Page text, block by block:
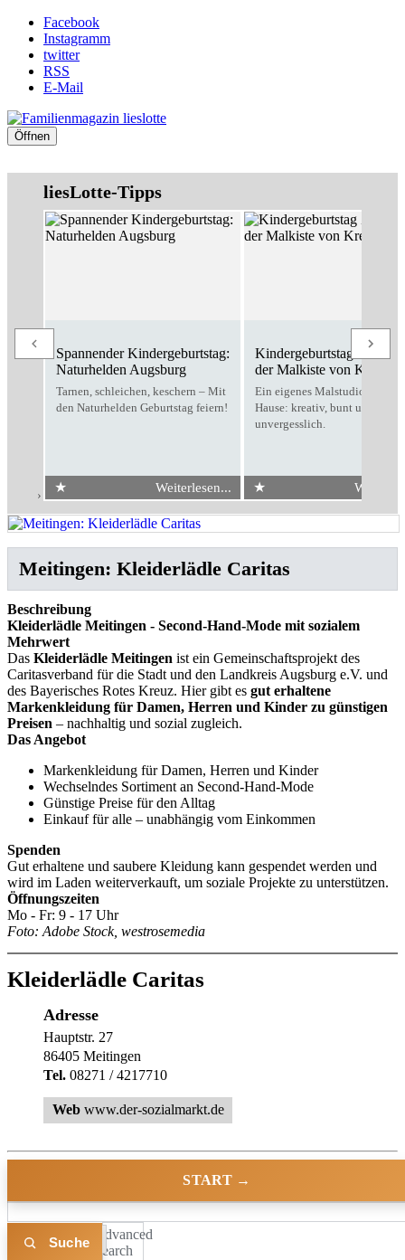
Facebook
Instagramm
twitter
RSS
E-Mail
Öffnen
liesLotte-Tipps
Spannender Kindergeburtstag:
Naturhelden Augsburg
Tarnen, schleichen, keschern – Mit
den Naturhelden Geburtstag feiern!
★ Weiterlesen...
Kindergeburtstag
der Malkiste von Kreativo
Ein eigenes Malstudio für zu
Hause: kreativ, bunt und
unvergesslich.
★
› Kleiderlädle Caritas
Meitingen: Kleiderlädle Caritas
Beschreibung
Kleiderlädle Meitingen - Second-Hand-Mode mit sozialem
Mehrwert
Das Kleiderlädle Meitingen ist ein Gemeinschaftsprojekt des
Caritasverband für die Stadt und den Landkreis Augsburg e.V. und
des Bayerisches Rotes Kreuz. Hier gibt es gut erhaltene
Markenkleidung für Damen, Herren und Kinder zu günstigen
Preisen – nachhaltig und sozial zugleich.
Das Angebot
Markenkleidung für Damen, Herren und Kinder
Wechselndes Sortiment an Second-Hand-Mode
Günstige Preise für den Alltag
Einkauf für alle – unabhängig vom Einkommen
Spenden
Gut erhaltene und saubere Kleidung kann gespendet werden und
wird im Laden weiterverkauft, um soziale Projekte zu unterstützen.
Öffnungszeiten
Mo - Fr: 9 - 17 Uhr
Foto: Adobe Stock, westrosemedia
Kleiderlädle Caritas
Adresse
Hauptstr. 27
86405 Meitingen
Tel. 08271 / 4217710
Web www.der-sozialmarkt.de
START →
Advanced
Search
Liste Karte